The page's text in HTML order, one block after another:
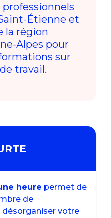
Étienne et
la région
Alpes pour
sur
travail.
heure permet de
de
votre